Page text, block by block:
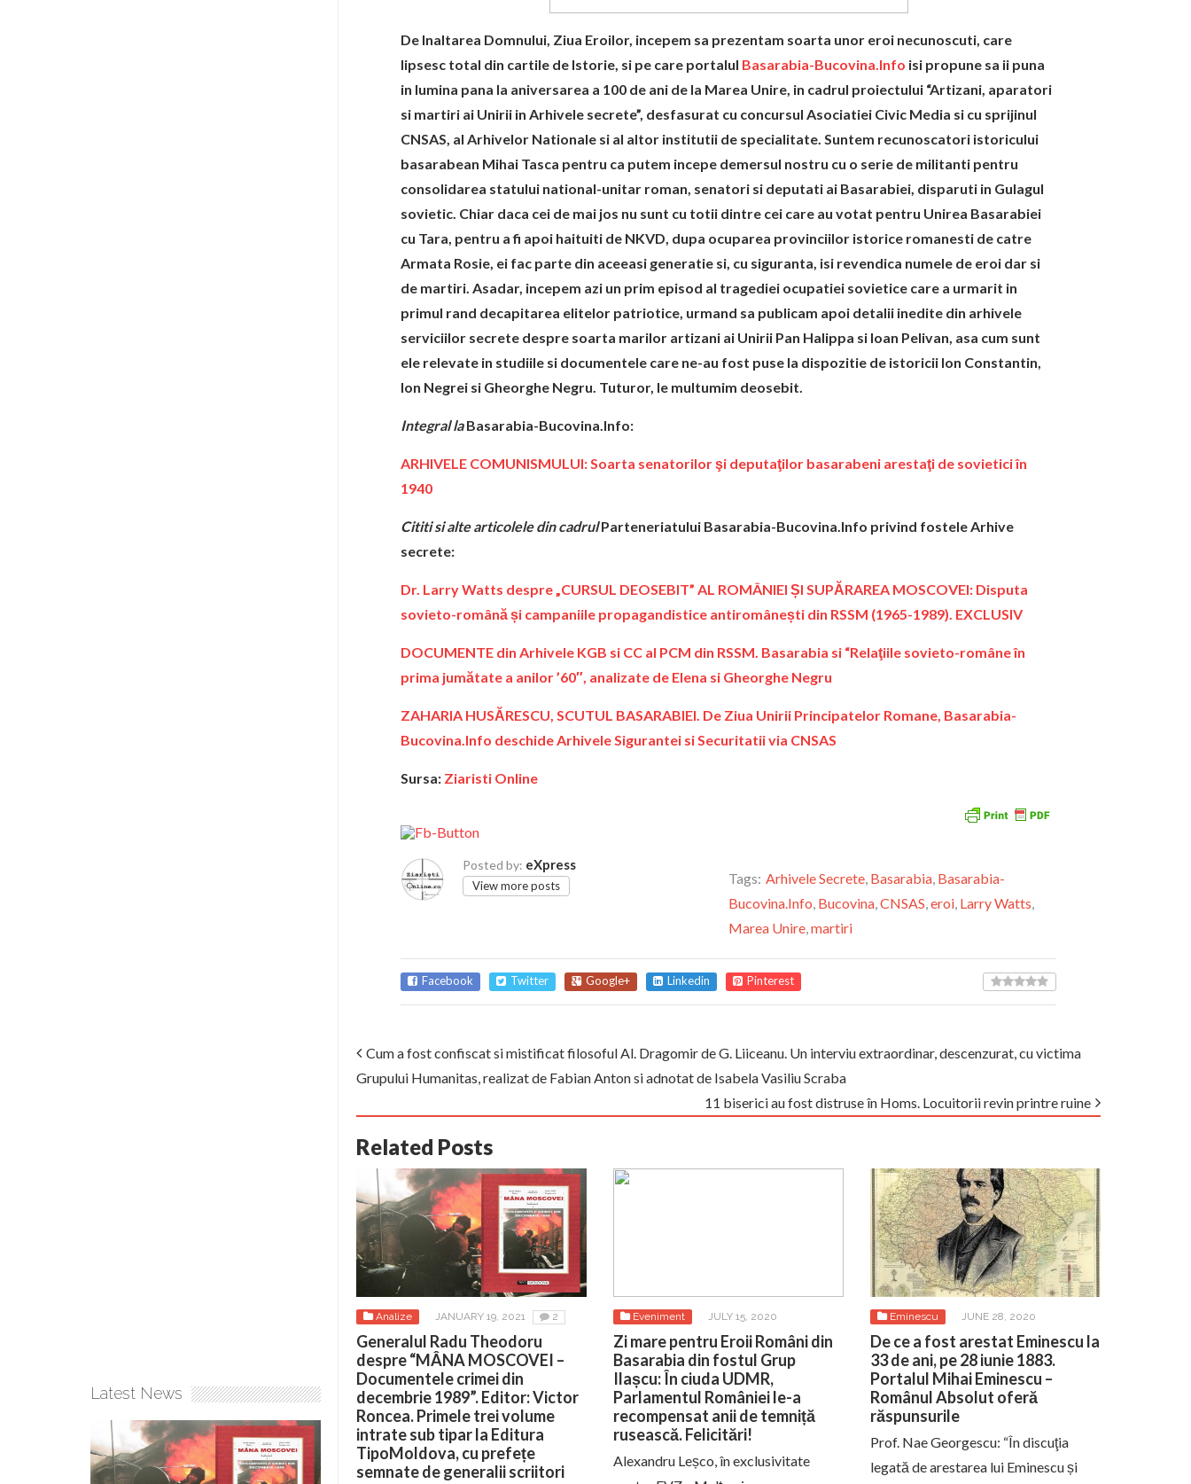
De Inaltarea Domnului, Ziua Eroilor, incepem sa prezentam soarta unor eroi necunoscuti, care
lipsesc total din cartile de Istorie, si pe care portalul Basarabia-Bucovina.Info isi propune sa ii puna
in lumina pana la aniversarea a 100 de ani de la Marea Unire, in cadrul proiectului “Artizani, aparatori
si martiri ai Unirii in Arhivele secrete”, desfasurat cu concursul Asociatiei Civic Media si cu sprijinul
CNSAS, al Arhivelor Nationale si al altor institutii de specialitate. Suntem recunoscatori istoricului
basarabean Mihai Tasca pentru ca putem incepe demersul nostru cu o serie de militanti pentru
consolidarea statului national-unitar roman, senatori si deputati ai Basarabiei, disparuti in Gulagul
sovietic. Chiar daca cei de mai jos nu sunt cu totii dintre cei care au votat pentru Unirea Basarabiei
cu Tara, pentru a fi apoi haituiti de NKVD, dupa ocuparea provinciilor istorice romanesti de catre
Armata Rosie, ei fac parte din aceeasi generatie si, cu siguranta, isi revendica numele de eroi dar si
de martiri. Asadar, incepem azi un prim episod al tragediei ocupatiei sovietice care a urmarit in
primul rand decapitarea elitelor patriotice, urmand sa publicam apoi detalii inedite din arhivele
serviciilor secrete despre soarta marilor artizani ai Unirii Pan Halippa si Ioan Pelivan, asa cum sunt
ele relevate in studiile si documentele care ne-au fost puse la dispozitie de istoricii Ion Constantin,
Ion Negrei si Gheorghe Negru. Tuturor, le multumim deosebit.
Integral laBasarabia-Bucovina.Info:
ARHIVELE COMUNISMULUI: Soarta senatorilor şi deputaţilor basarabeni arestaţi de sovietici în
1940
Cititi si alte articolele din cadrulParteneriatului Basarabia-Bucovina.Info privind fostele Arhive
secrete:
Dr. Larry Watts despre „CURSUL DEOSEBIT” AL ROMÂNIEI ȘI SUPĂRAREA MOSCOVEI: Disputa
sovieto-română și campaniile propagandistice antiromânești din RSSM (1965-1989). EXCLUSIV
DOCUMENTE din Arhivele KGB si CC al PCM din RSSM. Basarabia si “Relaţiile sovieto-române în
prima jumătate a anilor ’60″, analizate de Elena si Gheorghe Negru
ZAHARIA HUSĂRESCU, SCUTUL BASARABIEI. De Ziua Unirii Principatelor Romane, Basarabia-
Bucovina.Info deschide Arhivele Sigurantei si Securitatii via CNSAS
Sursa: Ziaristi Online
Posted by: eXpress
View more posts Tags: Arhivele Secrete, Basarabia, Basarabia-
Bucovina.Info, Bucovina,CNSAS,eroi, Larry Watts,
Marea Unire,martiri
Facebook Twitter Google+ Linkedin Pinterest
Cum a fost confiscat si mistificat filosoful Al. Dragomir de G. Liiceanu. Un interviu extraordinar, descenzurat, cu victima
Grupului Humanitas, realizat de Fabian Anton si adnotat de Isabela Vasiliu Scraba
11 biserici au fost distruse în Homs. Locuitorii revin printre ruine
Related Posts
Analize JANUARY 19, 2021 2
Generalul Radu Theodoru
despre “MÂNA MOSCOVEI –
Documentele crimei din
decembrie 1989”. Editor: Victor
Roncea. Primele trei volume
intrate sub tipar la Editura
TipoMoldova, cu prefețe
semnate de generalii scriitori
Eveniment JULY 15, 2020
Zi mare pentru Eroii Români din
Basarabia din fostul Grup
Ilașcu: În ciuda UDMR,
Parlamentul României le-a
recompensat anii de temniță
rusească. Felicitări!
Alexandru Leșco, în exclusivitate
Eminescu JUNE 28, 2020
De ce a fost arestat Eminescu la
33 de ani, pe 28 iunie 1883.
Portalul Mihai Eminescu –
Românul Absolut oferă
răspunsurile
Prof. Nae Georgescu: “În discuţia
legată de arestarea lui Eminescu și
Latest News